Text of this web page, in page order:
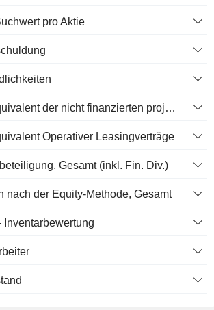
pro Aktie
Schuldenäquivalent der nicht finanzierten projizierten Leistungspflicht
Operativer Leasingverträge
Gesamt (inkl. Fin. Div.)
nach der Equity-Methode, Gesamt
Inventarbewertung